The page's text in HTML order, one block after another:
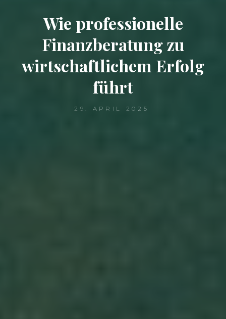
Wie professionelle
Finanzberatung zu
wirtschaftlichem Erfolg
führt
29. APRIL 2025